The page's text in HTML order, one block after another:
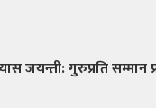
जयन्ती: गुरुप्रति सम्मान